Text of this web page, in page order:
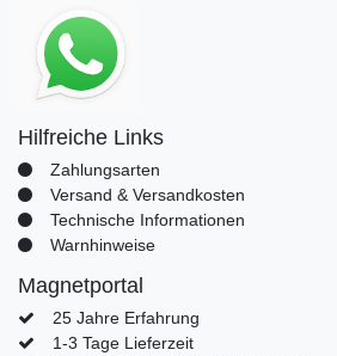
Hilfreiche Links
Zahlungsarten
Versand & Versandkosten
Technische Informationen
Warnhinweise
Magnetportal
25 Jahre Erfahrung
1-3 Tage Lieferzeit